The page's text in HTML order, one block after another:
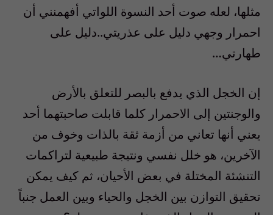
مثلها، لعله صوت أحد النسوة اللواتي أفهمنني أن
احمرار وجهي دليل على عذريتي..دليل على
طهارتي…
إن الخجل الذي يدفع بالبصر للتعلق بالأرض
والوجنتين إلى الاحمرار كلما قابلت صاحبتهما أحد
يعني أنها تعاني من أزمة ثقة بالذات وخوف من
الآخرين، هو خلل نفسي ونتيجة طبيعية لتراكمات
التنشئة المختلة في بعض الأحيان، ثم كيف يمكن
تحقيق التوازن بين الخجل والحياء وبين العمل جنباً